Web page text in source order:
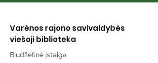
Varėnos rajono savivaldybės
viešoji biblioteka
Biudžetinė įstaiga